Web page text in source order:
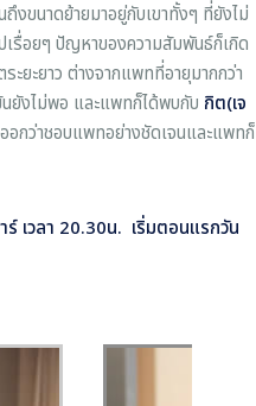
งขนาดย้ายมาอยู่กับเขาทั้งๆ ที่ยังไม่
รื่อยๆ ปัญหาของความสัมพันธ์ก็เกิด
ะยะยาว ต่างจากแพทที่อายุมากกว่า
นยังไม่พอ และแพทก็ได้พบกับ กิต(เจ
อกว่าชอบแพทอย่างชัดเจนและแพทก็
ร์ เวลา 20.30น. เริ่มตอนแรกวัน